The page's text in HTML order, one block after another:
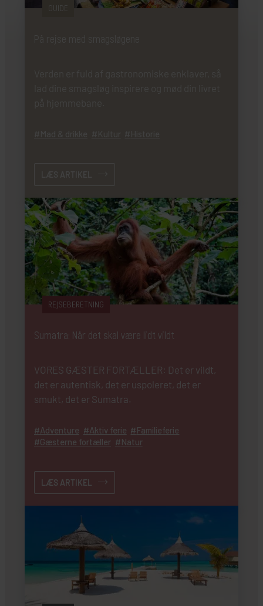
GUIDE
REJSEBERETNING
Sumatra: Når det skal være lidt vildt
VORES GÆSTER FORTÆLLER: Det er vildt,
det er autentisk, det er uspoleret, det er
smukt, det er Sumatra.
Adventure Aktiv ferie
Familieferie
Gæsterne fortæller
Natur
LÆS ARTIKEL